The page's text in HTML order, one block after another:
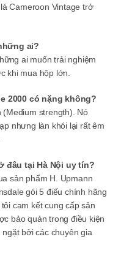
Cameroon Vintage trở
ai?
ai muốn trải nghiệm
khi mua hộp lớn.
2000 có nặng không?
strength). Nó
nhưng làn khói lại rất êm
đâu tại Hà Nội uy tín?
sản phẩm H. Upmann
gói 5 điếu chính hãng
tôi cam kết cung cấp sản
bảo quản trong điều kiện
bởi các chuyên gia